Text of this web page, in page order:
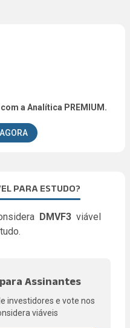
a Analítica PREMIUM.
PARA ESTUDO?
DMVF3 viável
Assinantes
investidores e vote nos
viáveis